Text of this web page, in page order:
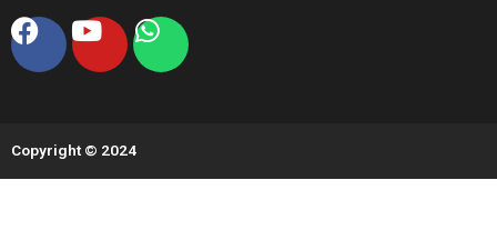
Facebook
YoutubeWhatsapp
Copyright © 2024